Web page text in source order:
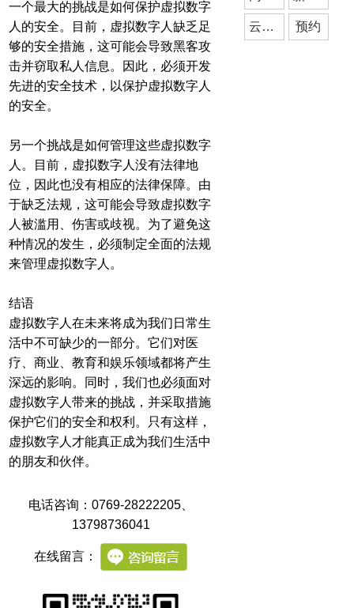
一个最大的挑战是如何保护虚拟数字
人的安全。目前，虚拟数字人缺乏足
够的安全措施，这可能会导致黑客攻
击并窃取私人信息。因此，必须开发
先进的安全技术，以保护虚拟数字人
的安全。
另一个挑战是如何管理这些虚拟数字
人。目前，虚拟数字人没有法律地
位，因此也没有相应的法律保障。由
于缺乏法规，这可能会导致虚拟数字
人被滥用、伤害或歧视。为了避免这
种情况的发生，必须制定全面的法规
来管理虚拟数字人。
结语
虚拟数字人在未来将成为我们日常生
活中不可缺少的一部分。它们对医
疗、商业、教育和娱乐领域都将产生
深远的影响。同时，我们也必须面对
虚拟数字人带来的挑战，并采取措施
保护它们的安全和权利。只有这样，
虚拟数字人才能真正成为我们生活中
的朋友和伙伴。
电话咨询：0769-28222205、
13798736041
在线留言：
云派小程序开发 预约